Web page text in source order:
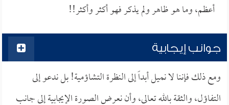
أعظم، وما هو ظاهر ولم يذكر فهو أكثر وأكثر!!
جوانب إيجابية
ومع ذلك فإننا لا نميل أبداً إلى النظرة التشاؤمية! بل ندعو إلى
التفاؤل، والثقة بالله تعالى، وأن نعرض الصورة الإيجابية إلى جانب